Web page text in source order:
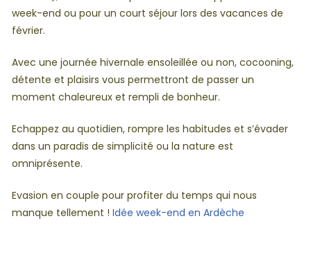
week-end ou pour un court séjour lors des vacances de
février.
Avec une journée hivernale ensoleillée ou non, cocooning,
détente et plaisirs vous permettront de passer un
moment chaleureux et rempli de bonheur.
Echappez au quotidien, rompre les habitudes et s’évader
dans un paradis de simplicité ou la nature est
omniprésente.
Evasion en couple pour profiter du temps qui nous
manque tellement ! Idée week-end en Ardèche